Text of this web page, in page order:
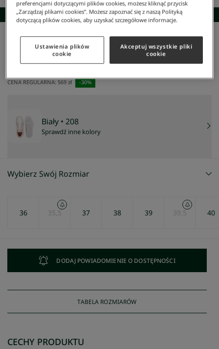
SKOMPLETUJ STYLIZACJĘ
Obuwie Sneakersy Damskie Skórzane Sneakersy Court Cage
Damskie skórzane sneakersy Court Cage
398 zł
CENA REGULARNA: 569 zł -30%
Wybierz Swój Rozmiar
36 35,5 37 38 39 39,5 40
Biały • 208
Sprawdź inne kolory
DODAJ POWIADOMIENIE O DOSTĘPNOŚCI
TABELA ROZMIARÓW
CECHY PRODUKTU
preferencjami dotyczącymi plików cookies, możesz kliknąć przycisk
„Zarządzaj plikami cookies”. Możesz zapoznać się z naszą Polityką
dotyczącą plików cookies, aby uzyskać szczegółowe informacje.
Ustawienia plików
cookie
Akceptuj wszystkie pliki
cookie